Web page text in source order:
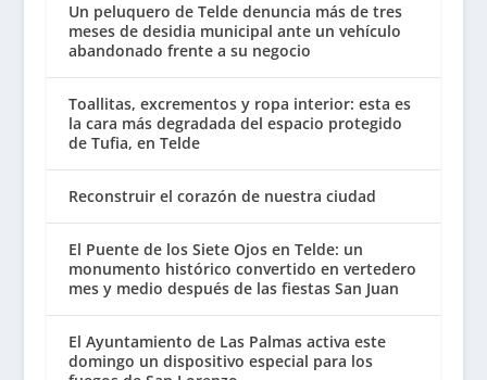
Un peluquero de Telde denuncia más de tres
meses de desidia municipal ante un vehículo
abandonado frente a su negocio
Toallitas, excrementos y ropa interior: esta es
la cara más degradada del espacio protegido
de Tufia, en Telde
Reconstruir el corazón de nuestra ciudad
El Puente de los Siete Ojos en Telde: un
monumento histórico convertido en vertedero
mes y medio después de las fiestas San Juan
El Ayuntamiento de Las Palmas activa este
domingo un dispositivo especial para los